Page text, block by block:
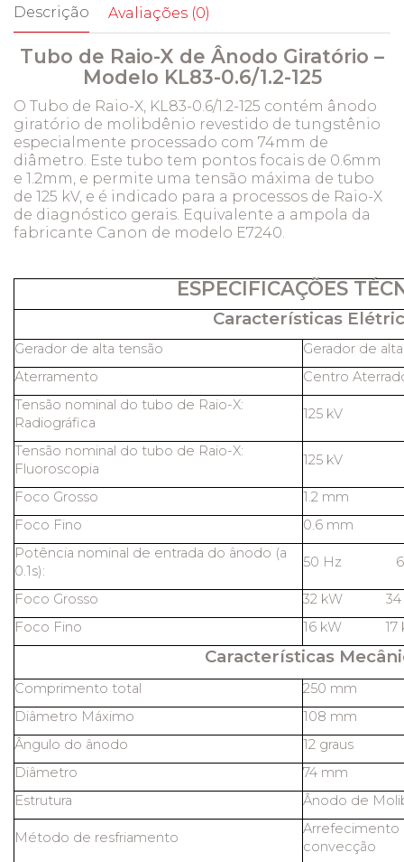
Descrição Avaliações (0)
Tubo de Raio-X de Ânodo Giratório –
Modelo KL83-0.6/1.2-125
O Tubo de Raio-X, KL83-0.6/1.2-125 contém ânodo
giratório de molibdênio revestido de tungstênio
especialmente processado com 74mm de
diâmetro. Este tubo tem pontos focais de 0.6mm
e 1.2mm, e permite uma tensão máxima de tubo
de 125 kV, e é indicado para a processos de Raio-X
de diagnóstico gerais. Equivalente a ampola da
fabricante Canon de modelo E7240.
ESPECIFICAÇÕES
Características
Gerador de alta tensão
Gerador de
Aterramento
Centro
Tensão nominal do tubo de Raio-X:
Radiográfica
125 kV
Tensão nominal do tubo de Raio-X:
Fluoroscopia
125 kV
Foco Grosso
1.2 mm
Foco Fino
0.6 mm
Potência nominal de entrada do ânodo (a
0.1s):
50 Hz 60
Foco Grosso
32 kW 34
Foco Fino
16 kW 17
Características
Comprimento total
250 mm
Diâmetro Máximo
108 mm
Ângulo do ânodo
12 graus
Diâmetro
74 mm
Estrutura
Ânodo de
Método de resfriamento
Arrefecimento
convecção